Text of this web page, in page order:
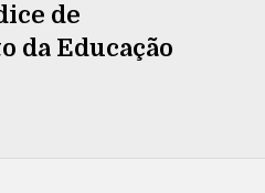
de
da Educação